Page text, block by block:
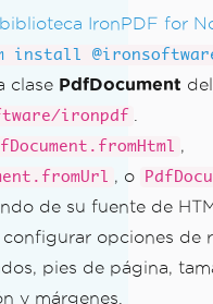
IronPDF for
install
clase PdfDocument
ironpdf .
,
, o
de su fuente de
opciones de
pies de página,
y márgenes.